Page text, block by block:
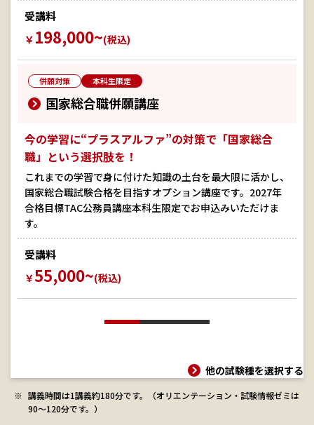
受講料
￥ 198,000~(税込)
併願対策 本科生限定
国家総合職併願講座
今の学習に“プラスアルファ”の対策で「国家総合
職」という選択肢を！
これまでの学習で身に付けた知識の土台を最大限に活かし、
国家総合職試験合格を目指すオプション講座です。2027年
合格目標TAC公務員講座本科生限定でお申込みいただけま
す。
受講料
￥55,000~(税込)
他の試験種を選択する
講義時間は1講義約180分です。（オリエンテーション・試験情報ゼミは
90～120分です。）